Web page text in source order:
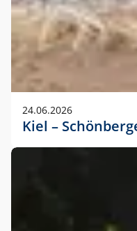
24.06.2026
Kiel –